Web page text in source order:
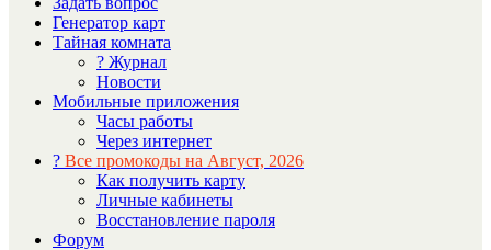
Генератор карт
Тайная комната
? Журнал
Новости
Мобильные приложения
Часы работы
Через интернет
? Все промокоды на Август, 2026
Как получить карту
Личные кабинеты
Восстановление пароля
Форум